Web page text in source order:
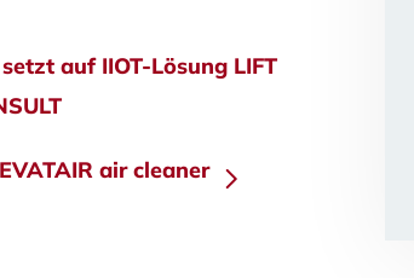
auf IIOT-Lösung LIFT
air cleaner